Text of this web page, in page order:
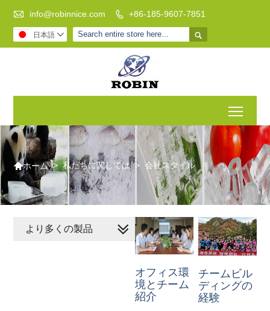
 info@robinnice.com  +86-185-9607-7851

日本語 
ホーム > 私たちに関しては > 会社スタイル
オフィス環
境とチーム
紹介
チームビル
ディングの
経験
より多くの製品